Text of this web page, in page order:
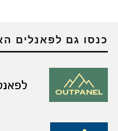
כנסו גם לפאנלים